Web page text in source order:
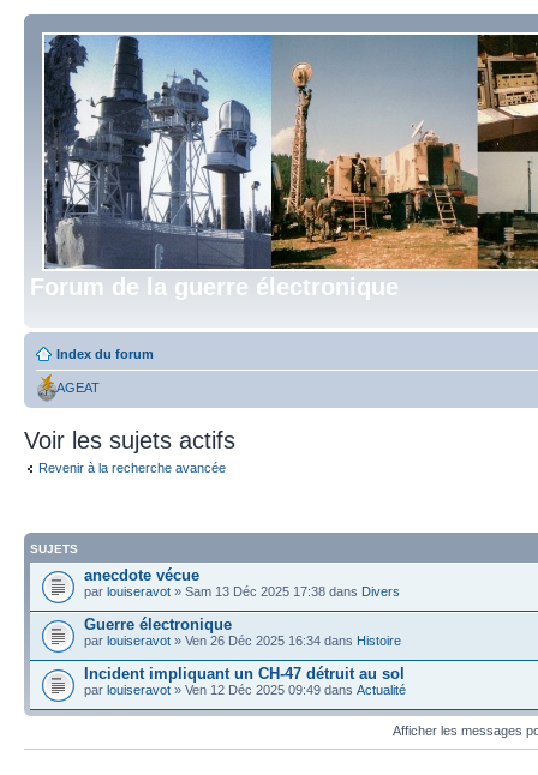
Forum de la guerre électronique
Index du forum
AGEAT
Voir les sujets actifs
Revenir à la recherche avancée
SUJETS
anecdote vécue
par louiseravot » Sam 13 Déc 2025 17:38 dans Divers
Guerre électronique
par louiseravot » Ven 26 Déc 2025 16:34 dans Histoire
Incident impliquant un CH-47 détruit au sol
par louiseravot » Ven 12 Déc 2025 09:49 dans Actualité
Afficher les messages